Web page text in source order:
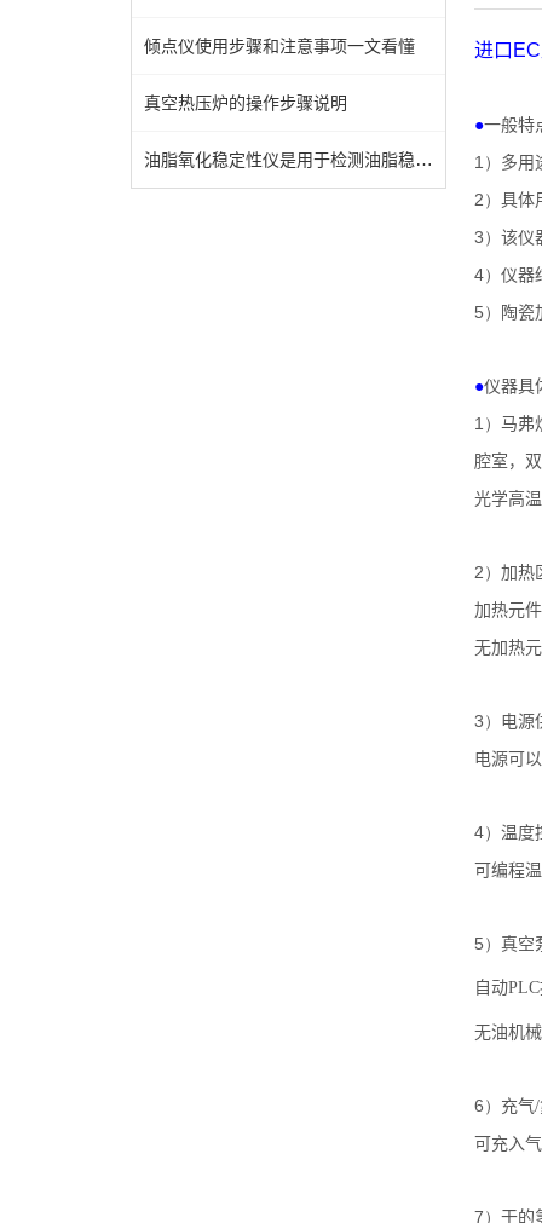
倾点仪使用步骤和注意事项一文看懂
真空热压炉的操作步骤说明
油脂氧化稳定性仪是用于检测油脂稳定性的仪器
进口 EC
●一般特
1） 多用
2） 具体
3） 该仪
4） 仪器
5） 陶瓷
●仪器具
1） 马弗
腔室，
光学高
2） 加热
加热元件
无加热
3） 电源
电源可
4） 温度
可编程
5） 真空
自动PLC
无油机
6） 充气/
可充入
7） 干的